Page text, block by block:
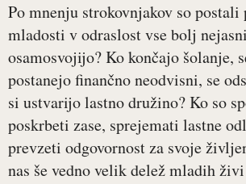
Po mnenju strokovnjakov so
mladosti v odraslost vse bolj
osamosvojijo? Ko končajo šolanje,
postanejo finančno neodvisni, se
si ustvarijo lastno družino? Ko so
poskrbeti zase, sprejemati lastne
prevzeti odgovornost za svoje
nas še vedno velik delež mladih